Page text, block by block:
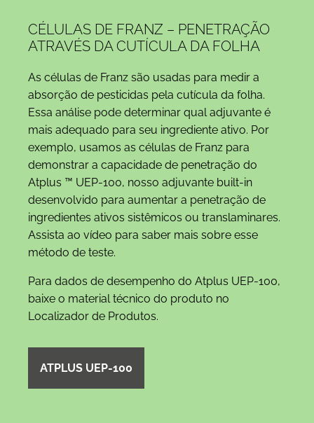
CÉLULAS DE FRANZ – PENETRAÇÃO
ATRAVÉS DA CUTÍCULA DA FOLHA
As células de Franz são usadas para medir a
absorção de pesticidas pela cutícula da folha.
Essa análise pode determinar qual adjuvante é
mais adequado para seu ingrediente ativo. Por
exemplo, usamos as células de Franz para
demonstrar a capacidade de penetração do
Atplus ™ UEP-100, nosso adjuvante built-in
desenvolvido para aumentar a penetração de
ingredientes ativos sistêmicos ou translaminares.
Assista ao vídeo para saber mais sobre esse
método de teste.
Para dados de desempenho do Atplus UEP-100,
baixe o material técnico do produto no
Localizador de Produtos.
ATPLUS UEP-100